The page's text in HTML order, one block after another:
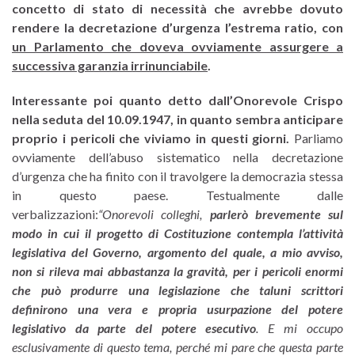
concetto di stato di necessità che avrebbe dovuto
rendere la decretazione d’urgenza l’estrema ratio, con
un Parlamento che doveva ovviamente assurgere a
successiva garanzia irrinunciabile.
Interessante poi quanto detto dall’Onorevole Crispo
nella seduta del 10.09.1947, in quanto sembra anticipare
proprio i pericoli che viviamo in questi giorni. Parliamo
ovviamente dell’abuso sistematico nella decretazione
d’urgenza che ha finito con il travolgere la democrazia stessa
in questo paese. Testualmente dalle
verbalizzazioni:“Onorevoli colleghi, parlerò brevemente sul
modo in cui il progetto di Costituzione contempla l’attività
legislativa del Governo, argomento del quale, a mio avviso,
non si rileva mai abbastanza la gravità, per i pericoli enormi
che può produrre una legislazione che taluni scrittori
definirono una vera e propria usurpazione del potere
legislativo da parte del potere esecutivo. E mi occupo
esclusivamente di questo tema, perché mi pare che questa parte